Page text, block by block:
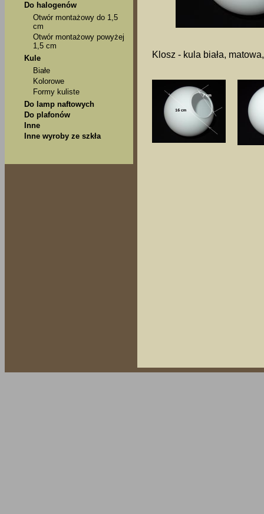
Do halogenów
Otwór montażowy do 1,5
cm
Otwór montażowy powyżej
1,5 cm
Kule
Białe
Kolorowe
Formy kuliste
Do lamp naftowych
Do plafonów
Inne
Inne wyroby ze szkła
Klosz - kula biała,